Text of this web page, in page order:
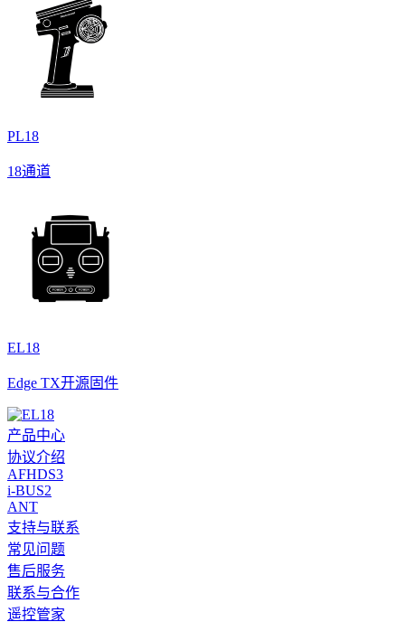
PL18
18通道
EL18
Edge TX开源固件
产品中心
协议介绍
AFHDS3
i-BUS2
ANT
支持与联系
常见问题
售后服务
联系与合作
遥控管家